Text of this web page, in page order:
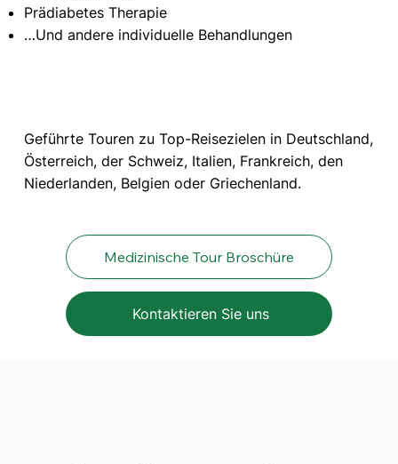
Prädiabetes Therapie
…Und andere individuelle Behandlungen
Geführte Touren zu Top-Reisezielen in Deutschland,
Österreich, der Schweiz, Italien, Frankreich, den
Niederlanden, Belgien oder Griechenland.
Medizinische Tour Broschüre
Kontaktieren Sie uns